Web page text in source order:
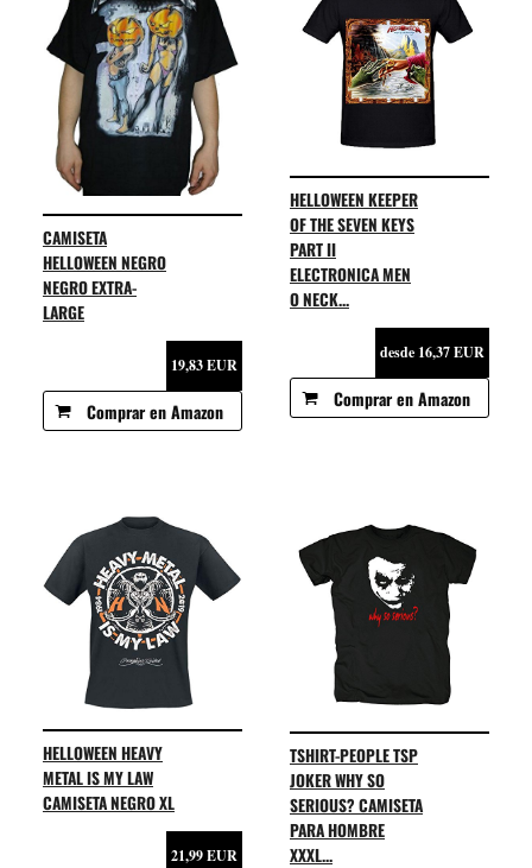
CAMISETA
HELLOWEEN NEGRO
NEGRO EXTRA-
LARGE
19,83 EUR
Comprar en Amazon
HELLOWEEN KEEPER
OF THE SEVEN KEYS
PART II
ELECTRONICA MEN
O NECK...
desde 16,37 EUR
Comprar en Amazon
HELLOWEEN HEAVY
METAL IS MY LAW
CAMISETA NEGRO XL
21,99 EUR
TSHIRT-PEOPLE TSP
JOKER WHY SO
SERIOUS? CAMISETA
PARA HOMBRE
XXXL...